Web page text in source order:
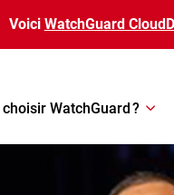
Voici WatchGuard
WatchGuard ?